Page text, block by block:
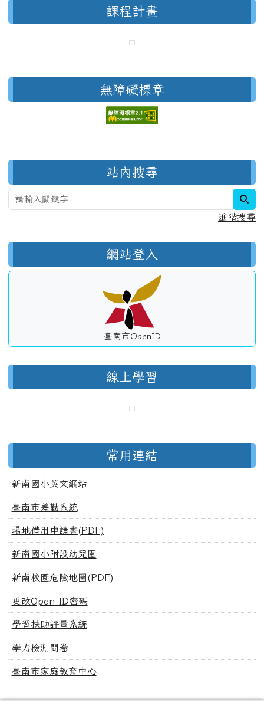
課程計畫
無障礙標章
站內搜尋
進階搜尋
網站登入
臺南市OpenID
線上學習
常用連結
新南國小英文網站
臺南市差勤系統
場地借用申請書(PDF)
新南國小附設幼兒園
新南校園危險地圖(PDF)
更改Open ID密碼
學習扶助評量系統
學力檢測問卷
臺南市家庭教育中心